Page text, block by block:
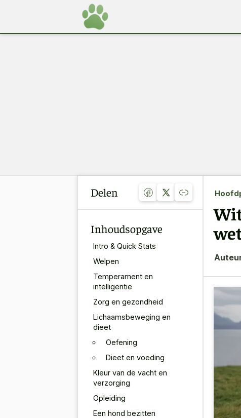
Delen
Inhoudsopgave
Intro & Quick Stats
Welpen
Temperament en
intelligentie
Zorg en gezondheid
Lichaamsbeweging en
dieet
Oefening
Dieet en voeding
Kleur van de vacht en
verzorging
Opleiding
Een hond bezitten